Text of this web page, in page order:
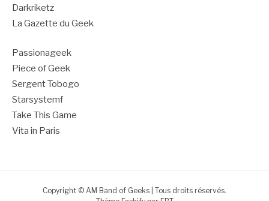
Darkriketz
La Gazette du Geek
Passionageek
Piece of Geek
Sergent Tobogo
Starsystemf
Take This Game
Vita in Paris
Copyright © AM Band of Geeks | Tous droits réservés.